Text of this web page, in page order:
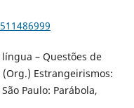
língua – Questões de
(Org.) Estrangeirismos:
Paulo: Parábola,